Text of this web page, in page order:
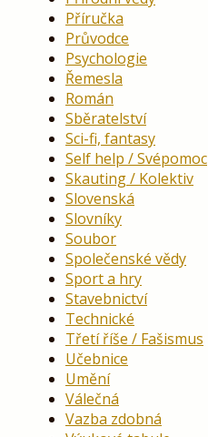
Příručka
Průvodce
Psychologie
Řemesla
Román
Sběratelství
Sci-fi, fantasy
Self help / Svépomoc
Skauting / Kolektiv
Slovenská
Slovníky
Soubor
Společenské vědy
Sport a hry
Stavebnictví
Technické
Třetí říše / Fašismus
Učebnice
Umění
Válečná
Vazba zdobná